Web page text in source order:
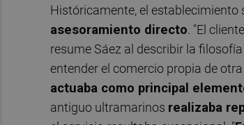
Históricamente, el establecimiento
asesoramiento directo. "El
resume Sáez al describir la
entender el comercio propia de
actuaba como principal
antiguo ultramarinos realizaba